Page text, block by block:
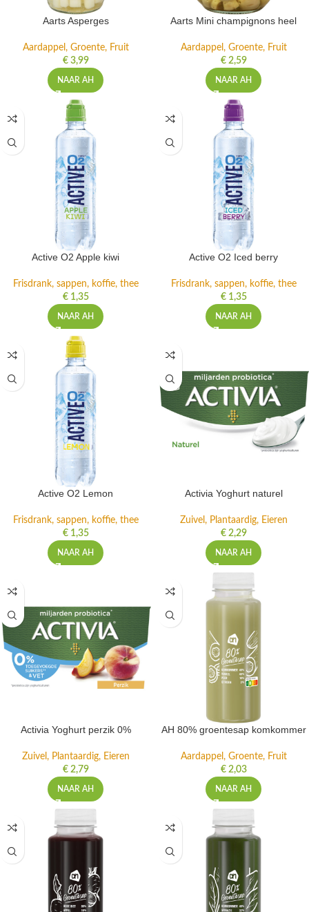
Aarts Asperges
Aardappel, Groente, Fruit
€3,99
NAAR AH
Aarts Mini champignons heel
Aardappel, Groente, Fruit
€2,59
NAAR AH
Active O2 Apple kiwi
Frisdrank, sappen, koffie, thee
€1,35
NAAR AH
Active O2 Iced berry
Frisdrank, sappen, koffie, thee
€1,35
NAAR AH
Active O2 Lemon
Frisdrank, sappen, koffie, thee
€1,35
NAAR AH
Activia Yoghurt naturel
Zuivel, Plantaardig, Eieren
€2,29
NAAR AH
Activia Yoghurt perzik 0%
Zuivel, Plantaardig, Eieren
€2,79
NAAR AH
AH 80% groentesap komkommer
Aardappel, Groente, Fruit
€2,03
NAAR AH